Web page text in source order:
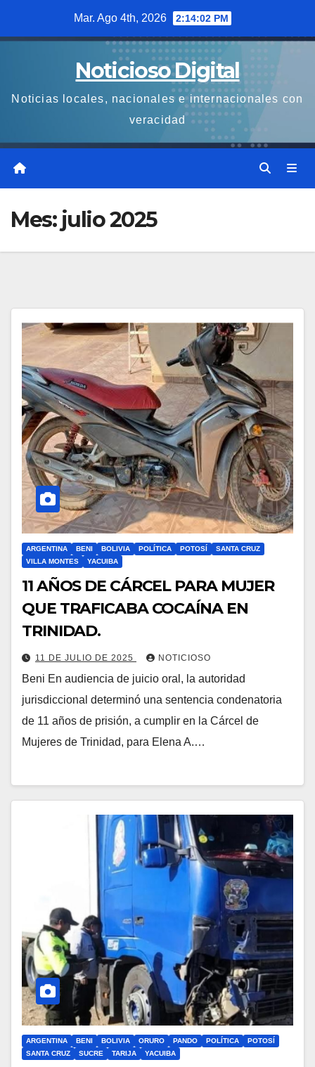
Mar. Ago 4th, 2026 2:14:03 PM
Noticioso Digital
Noticias locales, nacionales e internacionales con
veracidad
Mes: julio 2025
ARGENTINA BENI BOLIVIA POLÍTICA POTOSÍ
SANTA CRUZ
VILLA MONTES
YACUIBA
11 AÑOS DE CÁRCEL PARA MUJER
QUE TRAFICABA COCAÍNA EN
TRINIDAD.
11 DE JULIO DE 2025 NOTICIOSO
Beni En audiencia de juicio oral, la autoridad
jurisdiccional determinó una sentencia condenatoria
de 11 años de prisión, a cumplir en la Cárcel de
Mujeres de Trinidad, para Elena A.…
ARGENTINA BENI BOLIVIA ORURO PANDO POLÍTICA
POTOSÍ
SANTA CRUZ
SUCRE TARIJA YACUIBA